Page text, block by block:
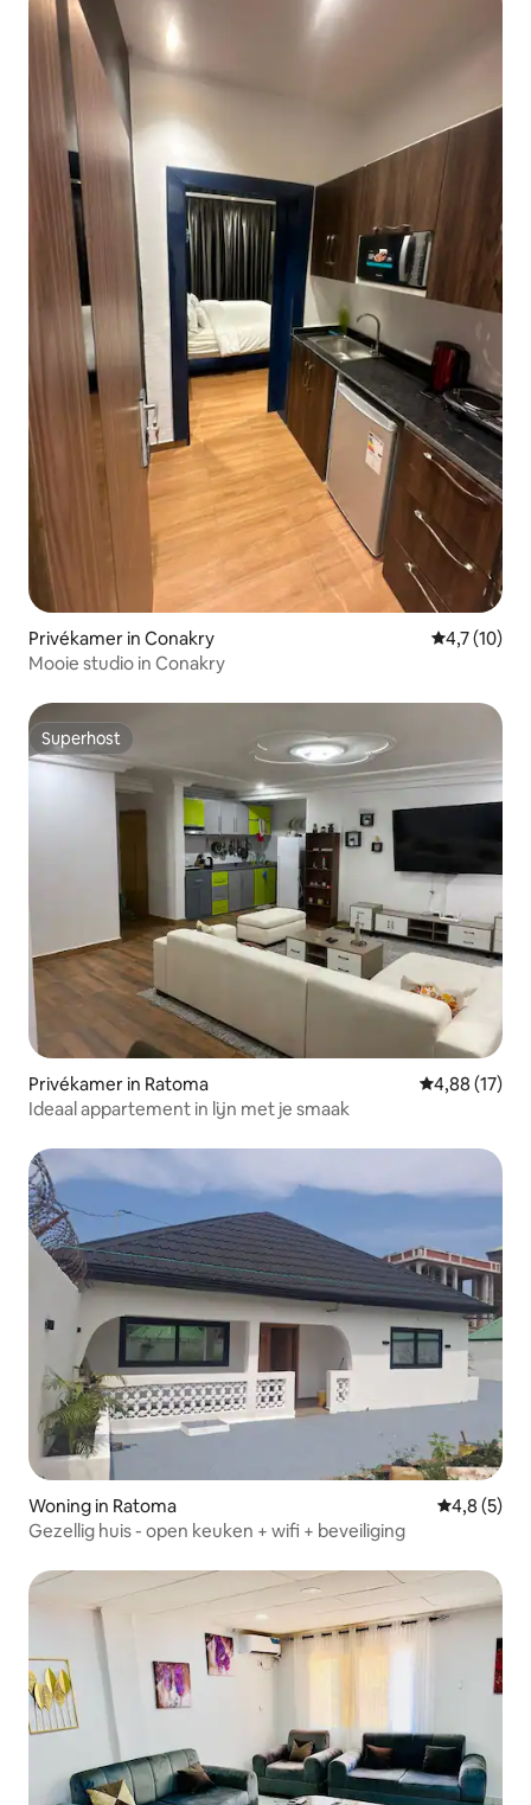
Privékamer in Conakry
4,7 (10)
Mooie studio in Conakry
Superhost
Superhost
Privékamer in Ratoma Gemiddelde
4,88 (17)
Ideaal appartement in lijn met je smaak
Woning in Ratoma
4,8 (5)
Gezellig huis - open keuken + wifi + beveiliging